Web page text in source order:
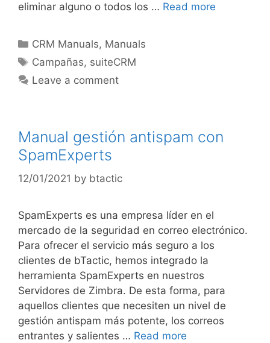
eliminar alguno o todos los … Read more
CRM Manuals, Manuals
Campañas, suiteCRM
Leave a comment
Manual gestión antispam con
SpamExperts
12/01/2021 by btactic
SpamExperts es una empresa líder en el
mercado de la seguridad en correo electrónico.
Para ofrecer el servicio más seguro a los
clientes de bTactic, hemos integrado la
herramienta SpamExperts en nuestros
Servidores de Zimbra. De esta forma, para
aquellos clientes que necesiten un nivel de
gestión antispam más potente, los correos
entrantes y salientes … Read more